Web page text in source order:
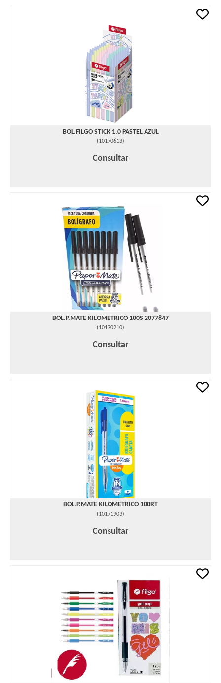
BOL.FILGO STICK 1.0 PASTEL AZUL
(10170613)
Consultar
BOL.P.MATE KILOMETRICO 100S 2077847
(10170210)
Consultar
BOL.P.MATE KILOMETRICO 100RT
(10171903)
Consultar